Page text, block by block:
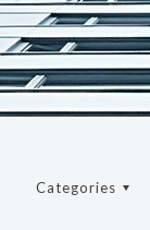
Categories